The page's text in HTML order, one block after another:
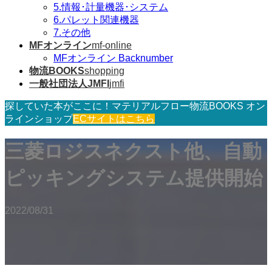
5.情報･計量機器･システム
6.パレット関連機器
7.その他
MFオンラインmf-online
MFオンライン Backnumber
物流BOOKSshopping
一般社団法人JMFI jmfi
探していた本がここに！マテリアルフロー物流BOOKS オン
ラインショップECサイトはこちら
三菱ロジスネクスト他、自動
ピッキングシステム提供開始
2022/08/31